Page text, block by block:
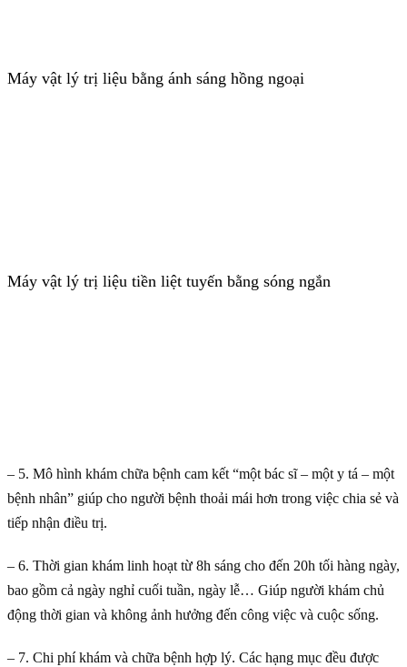
Máy vật lý trị liệu bằng ánh sáng hồng ngoại
Máy vật lý trị liệu tiền liệt tuyến bằng sóng ngắn
– 5. Mô hình khám chữa bệnh cam kết “một bác sĩ – một y tá – một
bệnh nhân” giúp cho người bệnh thoải mái hơn trong việc chia sẻ và
tiếp nhận điều trị.
– 6. Thời gian khám linh hoạt từ 8h sáng cho đến 20h tối hàng ngày,
bao gồm cả ngày nghỉ cuối tuần, ngày lễ… Giúp người khám chủ
động thời gian và không ảnh hưởng đến công việc và cuộc sống.
– 7. Chi phí khám và chữa bệnh hợp lý. Các hạng mục đều được